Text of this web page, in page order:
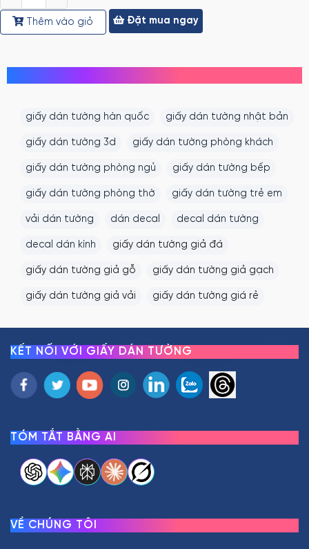
lượng
Thêm vào giỏ
Đặt mua ngay
giấy dán tường hàn quốc giấy dán tường nhật bản
giấy dán tường 3d giấy dán tường phòng khách
giấy dán tường phòng ngủ giấy dán tường bếp
giấy dán tường phòng thờ giấy dán tường trẻ em
vải dán tường dán decal decal dán tường
decal dán kính giấy dán tường giả đá
giấy dán tường giả gỗ giấy dán tường giả gạch
giấy dán tường giả vải giấy dán tường giá rẻ
KẾT NỐI VỚI GIẤY DÁN TƯỜNG
TÓM TẮT BẰNG AI
VỀ CHÚNG TÔI